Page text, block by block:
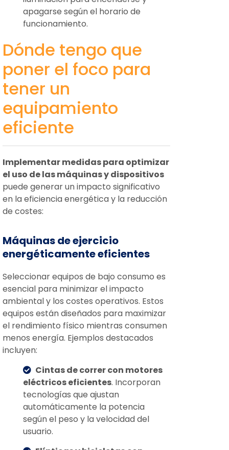
apagarse según el horario de
funcionamiento.
Dónde tengo que
poner el foco para
tener un
equipamiento
eficiente
Implementar medidas para optimizar
el uso de las máquinas y dispositivos
puede generar un impacto significativo
en la eficiencia energética y la reducción
de costes:
Máquinas de ejercicio
energéticamente eficientes
Seleccionar equipos de bajo consumo es
esencial para minimizar el impacto
ambiental y los costes operativos. Estos
equipos están diseñados para maximizar
el rendimiento físico mientras consumen
menos energía. Ejemplos destacados
incluyen:
Cintas de correr con motores
eléctricos eficientes. Incorporan
tecnologías que ajustan
automáticamente la potencia
según el peso y la velocidad del
usuario.